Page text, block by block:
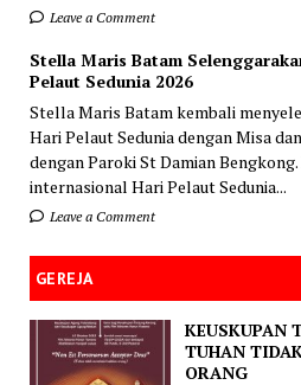
Leave a Comment
Stella Maris Batam
Pelaut Sedunia 2026
Stella Maris Batam kembali
Hari Pelaut Sedunia dengan Misa
dengan Paroki St Damian
internasional Hari Pelaut Sedunia...
Leave a Comment
GEREJA
KEUSKUPAN
TUHAN
ORANG